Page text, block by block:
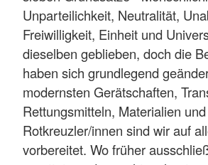
Unparteilichkeit, Neutralität,
Freiwilligkeit, Einheit und
dieselben geblieben, doch die
haben sich grundlegend
modernsten Gerätschaften,
Rettungsmitteln, Materialien
Rotkreuzler/innen sind wir auf
vorbereitet. Wo früher